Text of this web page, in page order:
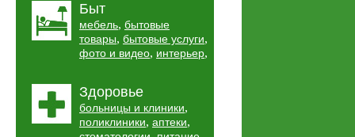
Быт
мебель, бытовые
товары, бытовые услуги,
фото и видео, интерьер,
Здоровье
больницы и клиники,
поликлиники, аптеки,